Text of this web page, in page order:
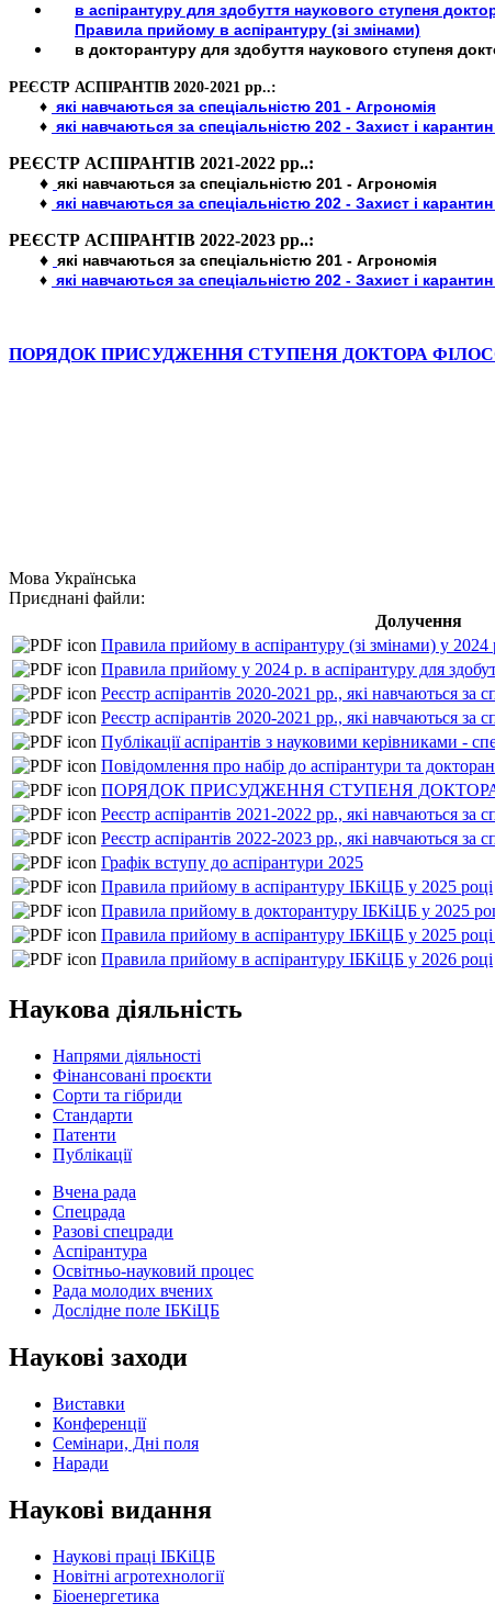
в аспірантуру для здобуття наукового ступеня
Правила прийому в аспірантуру (зі змінами)
в докторантуру для здобуття наукового ступеня
РЕЄСТР АСПІРАНТІВ 2020-2021 рр..:
♦ які навчаються за спеціальністю 201 - Агрономія
♦ які навчаються за спеціальністю 202 - Захист і
РЕЄСТР АСПІРАНТІВ 2021-2022 рр..:
♦ які навчаються за спеціальністю 201 - Агрономія
♦ які навчаються за спеціальністю 202 - Захист і
РЕЄСТР АСПІРАНТІВ 2022-2023 рр..:
♦ які навчаються за спеціальністю 201 - Агрономія
♦ які навчаються за спеціальністю 202 - Захист і
ПОРЯДОК ПРИСУДЖЕННЯ СТУПЕНЯ ДОКТОРА
Мова Українська
Приєднані файли:
Долучення
Правила прийому в аспірантуру (зі змінами) у 2024
Правила прийому у 2024 р. в аспірантуру для
Реєстр аспірантів 2020-2021 рр., які навчаються за
Реєстр аспірантів 2020-2021 рр., які навчаються за
Публікації аспірантів з науковими керівниками -
Повідомлення про набір до аспірантури та
ПОРЯДОК ПРИСУДЖЕННЯ СТУПЕНЯ ДОКТОРА
Реєстр аспірантів 2021-2022 рр., які навчаються за
Реєстр аспірантів 2022-2023 рр., які навчаються за
Графік вступу до аспірантури 2025
Правила прийому в аспірантуру IБКiЦБ у 2025 році
Правила прийому в докторантуру IБКiЦБ у 2025
Правила прийому в аспірантуру IБКiЦБ у 2025 році
Правила прийому в аспірантуру IБКiЦБ у 2026 році
Наукова діяльність
Напрями діяльності
Фінансовані проєкти
Сорти та гібриди
Стандарти
Патенти
Публікації
Вчена рада
Спецрада
Разові спецради
Аспірантура
Освітньо-науковий процес
Рада молодих вчених
Дослідне поле ІБКіЦБ
Наукові заходи
Виставки
Конференції
Семінари, Дні поля
Наради
Наукові видання
Наукові праці ІБКіЦБ
Новітні агротехнології
Бiоенергетика